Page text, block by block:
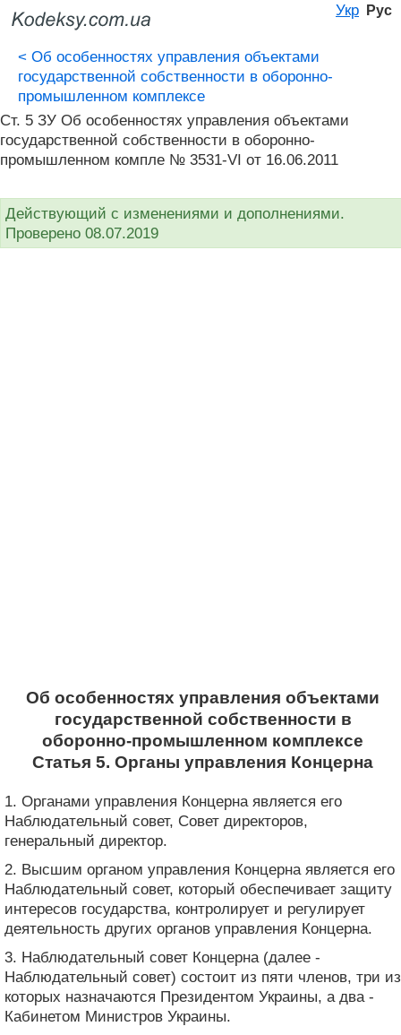
Укр Рус
< Об особенностях управления объектами
государственной собственности в оборонно-
промышленном комплексе
Ст. 5 ЗУ Об особенностях управления объектами
государственной собственности в оборонно-
промышленном компле № 3531-VI от 16.06.2011
Действующий с изменениями и дополнениями.
Проверено 08.07.2019
Об особенностях управления объектами
государственной собственности в
оборонно-промышленном комплексе
Статья 5. Органы управления Концерна
1. Органами управления Концерна является его
Наблюдательный совет, Совет директоров,
генеральный директор.
2. Высшим органом управления Концерна является его
Наблюдательный совет, который обеспечивает защиту
интересов государства, контролирует и регулирует
деятельность других органов управления Концерна.
3. Наблюдательный совет Концерна (далее -
Наблюдательный совет) состоит из пяти членов, три из
которых назначаются Президентом Украины, а два -
Кабинетом Министров Украины.